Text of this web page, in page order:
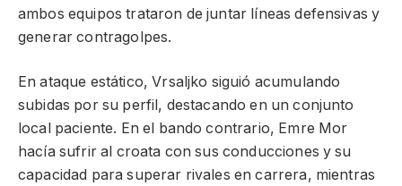
ambos equipos trataron de juntar líneas defensivas y
generar contragolpes.
En ataque estático, Vrsaljko siguió acumulando
subidas por su perfil, destacando en un conjunto
local paciente. En el bando contrario, Emre Mor
hacía sufrir al croata con sus conducciones y su
capacidad para superar rivales en carrera, mientras